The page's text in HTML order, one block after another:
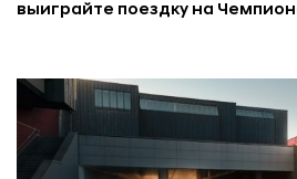
выиграйте поездку на